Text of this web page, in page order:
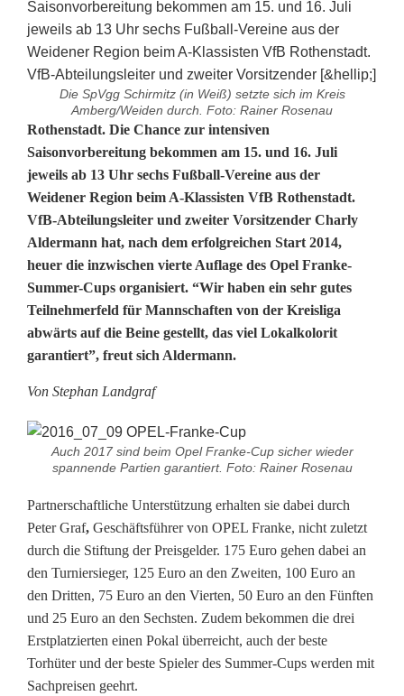
Die SpVgg Schirmitz (in Weiß) setzte sich im Kreis
Amberg/Weiden durch. Foto: Rainer Rosenau
B
e
i
m
V
f
B
t
i
e
l
L
o
k
Rothenstadt. Die Chance zur intensiven
Saisonvorbereitung bekommen am 15. und 16. Juli
jeweils ab 13 Uhr sechs Fußball-Vereine aus der
Weidener Region beim A-Klassisten VfB Rothenstadt.
VfB-Abteilungsleiter und zweiter Vorsitzender Charly
Aldermann hat, nach dem erfolgreichen Start 2014,
heuer die inzwischen vierte Auflage des Opel Franke-
Summer-Cups organisiert. “Wir haben ein sehr gutes
Teilnehmerfeld für Mannschaften von der Kreisliga
abwärts auf die Beine gestellt, das viel Lokalkolorit
garantiert”, freut sich Aldermann.
Von Stephan Landgraf
Auch 2017 sind beim Opel Franke-Cup sicher wieder
spannende Partien garantiert. Foto: Rainer Rosenau
Partnerschaftliche Unterstützung erhalten sie dabei durch
Peter Graf, Geschäftsführer von OPEL Franke, nicht zuletzt
durch die Stiftung der Preisgelder. 175 Euro gehen dabei an
den Turniersieger, 125 Euro an den Zweiten, 100 Euro an
den Dritten, 75 Euro an den Vierten, 50 Euro an den Fünften
und 25 Euro an den Sechsten. Zudem bekommen die drei
Erstplatzierten einen Pokal überreicht, auch der beste
Torhüter und der beste Spieler des Summer-Cups werden mit
Sachpreisen geehrt.